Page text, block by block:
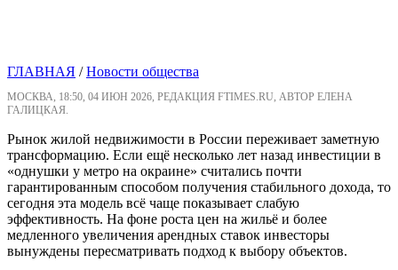
ГЛАВНАЯ /Новости общества
МОСКВА, 18:50, 04 ИЮН 2026, РЕДАКЦИЯ FTIMES.RU, АВТОР ЕЛЕНА
ГАЛИЦКАЯ.
Рынок жилой недвижимости в России переживает заметную
трансформацию. Если ещё несколько лет назад инвестиции в
«однушки у метро на окраине» считались почти
гарантированным способом получения стабильного дохода, то
сегодня эта модель всё чаще показывает слабую
эффективность. На фоне роста цен на жильё и более
медленного увеличения арендных ставок инвесторы
вынуждены пересматривать подход к выбору объектов.